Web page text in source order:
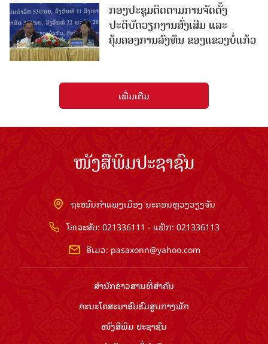
ກອງປະຊຸມຕິດຕາມການຈັດຕັ້ງ
ປະຕິບັດວຽກງານສົ່ງເສີມ ແລະ
ຄຸ້ມຄອງການລົງທຶນ ຂອງແຂວງບໍ່ແກ້ວ
ເພີ່ມເຕີມ
ໜັງສືພິມປະຊາຊົນ
ຖະໜົນກຳແພງເມືອງ ນະຄອນຫຼວງວຽງຈັນ
ໂທລະສັບ: 021336111 - ແຟັກ: 021336113
ອີເມວ: pasaxonn@yahoo.com
ສຳ​ນັກ​ຂ່າວ​ສານ​ທີ່​ສຳ​ຄັນ​
ຄະນະໂຄສະນາອົບຮົມ​ສູນ​ກາງ​ພັກ
ໜັງສືພິມ ປະ​ຊາ​ຊົນ